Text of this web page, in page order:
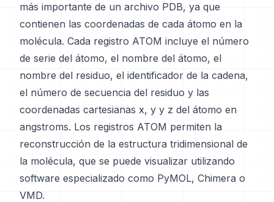
más importante de un archivo PDB, ya que
contienen las coordenadas de cada átomo en la
molécula. Cada registro ATOM incluye el número
de serie del átomo, el nombre del átomo, el
nombre del residuo, el identificador de la cadena,
el número de secuencia del residuo y las
coordenadas cartesianas x, y y z del átomo en
angstroms. Los registros ATOM permiten la
reconstrucción de la estructura tridimensional de
la molécula, que se puede visualizar utilizando
software especializado como PyMOL, Chimera o
VMD.